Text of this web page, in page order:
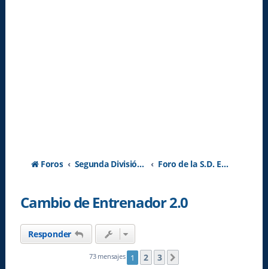
Foros Segunda División A - Temporada 2026-2027 Foro de la S.D. Eibar
Cambio de Entrenador 2.0
Responder
73 mensajes 1 2 3